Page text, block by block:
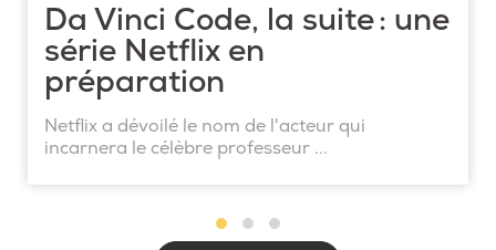
Da Vinci Code, la suite : une
série Netflix en
préparation
Netflix a dévoilé le nom de l'acteur qui
incarnera le célèbre professeur ...